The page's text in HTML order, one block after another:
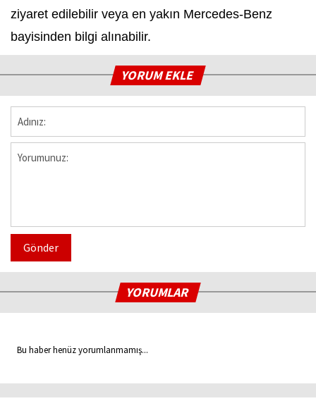
ziyaret edilebilir veya en yakın Mercedes-Benz
bayisinden bilgi alınabilir.
YORUM EKLE
Gönder
YORUMLAR
Bu haber henüz yorumlanmamış...